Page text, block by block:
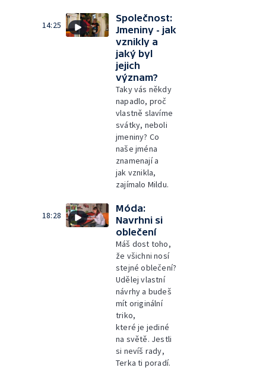
14:25
Společnost:
Jmeniny - jak
vznikly a
jaký byl
jejich
význam?
Taky vás někdy
napadlo, proč
vlastně slavíme
svátky, neboli
jmeniny? Co
naše jména
znamenají a
jak vznikla,
zajímalo Mildu.
18:28
Móda:
Navrhni si
oblečení
Máš dost toho,
že všichni nosí
stejné oblečení?
Udělej vlastní
návrhy a budeš
mít originální
triko,
které je jediné
na světě. Jestli
si nevíš rady,
Terka ti poradí.